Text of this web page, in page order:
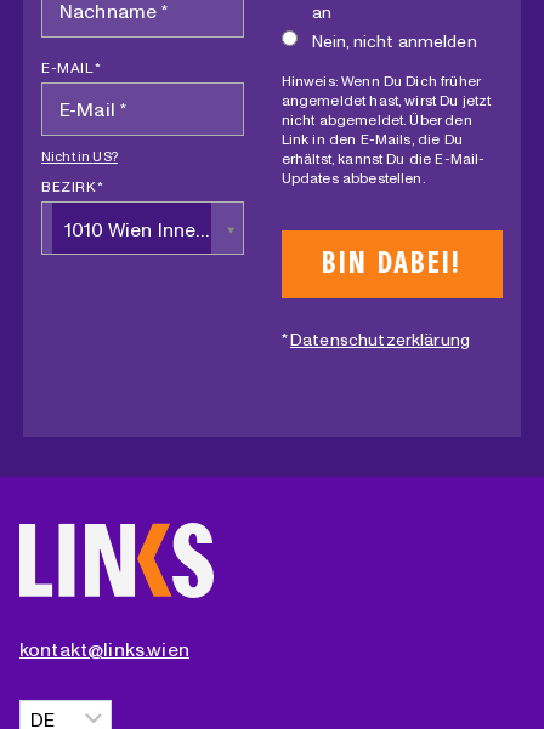
E-MAIL *
Nicht inUS?
BEZIRK *
1010 Wien Innere Stadt
an
Nein, nicht anmelden
Hinweis: Wenn Du Dich früher
angemeldet hast, wirst Du jetzt
nicht abgemeldet. Über den
Link in den E-Mails, die Du
erhältst, kannst Du die E-Mail-
Updates abbestellen.
*Datenschutzerklärung
kontakt@links.wien
Sprache